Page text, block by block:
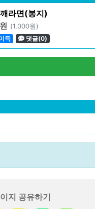
라면(봉지)
(1,000원)
득 댓글(0)
지 공유하기